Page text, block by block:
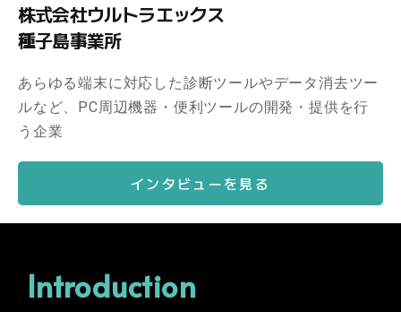
株式会社ウルトラエックス
種子島事業所
あらゆる端末に対応した診断ツールやデータ消去ツー
ルなど、PC周辺機器・便利ツールの開発・提供を行
う企業
インタビューを見る
Introduction